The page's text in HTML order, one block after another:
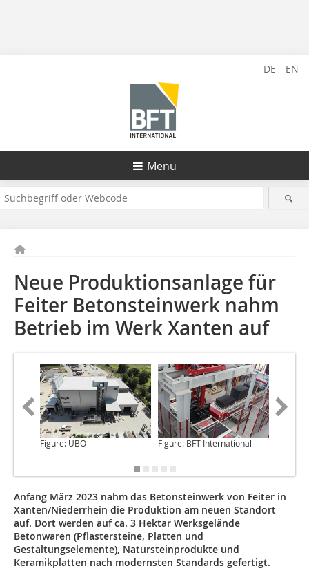
DE EN
Menü
Neue Produktionsanlage für
Feiter Betonsteinwerk nahm
Betrieb im Werk Xanten auf
Figure: UBO Figure: BFT International
Anfang März 2023 nahm das Betonsteinwerk von Feiter in
Xanten/Niederrhein die Produktion am neuen Standort
auf. Dort werden auf ca. 3 Hektar Werksgelände
Betonwaren (Pflastersteine, Platten und
Gestaltungselemente), Natursteinprodukte und
Keramikplatten nach modernsten Standards gefertigt.